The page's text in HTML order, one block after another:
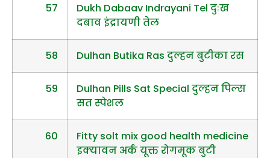
57
Dukh Dabaav Indrayani Tel दुःख
दबाव इंद्रायणी तेल
58 Dulhan Butika Ras दुल्हन बुटीका रस
59
Dulhan Pills Sat Special दुल्हन पिल्स
सत स्पेशल
60
Fitty solt mix good health medicine
इक्यावन अर्क यूक्त रोगमूक बुटी